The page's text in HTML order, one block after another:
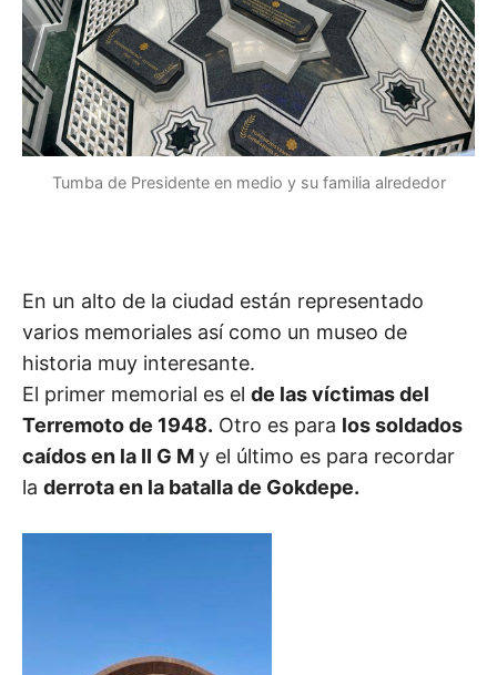
Tumba de Presidente en medio y su familia alrededor
En un alto de la ciudad están representado
varios memoriales así como un museo de
historia muy interesante.
El primer memorial es el de las víctimas del
Terremoto de 1948. Otro es para los soldados
caídos en la II G My el último es para recordar
la derrota en la batalla de Gokdepe.